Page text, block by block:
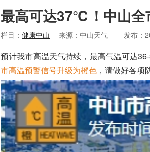
最高可达37℃！中山全
栏目： 健康中山 来源：中山天气 发布：
预计我市高温天气持续， 最高气温可达
市高温预警信号升级为橙色 ，请做好各项